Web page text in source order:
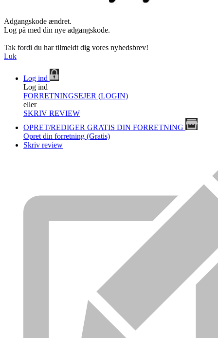
Adgangskode ændret.
Log på med din nye adgangskode.
Tak fordi du har tilmeldt dig vores nyhedsbrev!
Luk
Log ind
Log ind
FORRETNINGSEJER (LOGIN)
eller
SKRIV REVIEW
OPRET/REDIGER GRATIS DIN FORRETNING
Opret din forretning (Gratis)
Skriv review